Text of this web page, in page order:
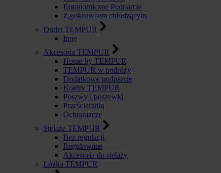
Ergonomiczne Podparcie
Z pokrowcem chłodzącym
Outlet TEMPUR
Inne
Akcesoria TEMPUR
Home by TEMPUR
TEMPUR w podróży
Dodatkowe podparcie
Kołdry TEMPUR
Poszwy i poszewki
Prześcieradła
Ochraniacze
Stelaże TEMPUR
Bez regulacji
Regulowane
Akcesoria do stelaży
Łóżka TEMPUR